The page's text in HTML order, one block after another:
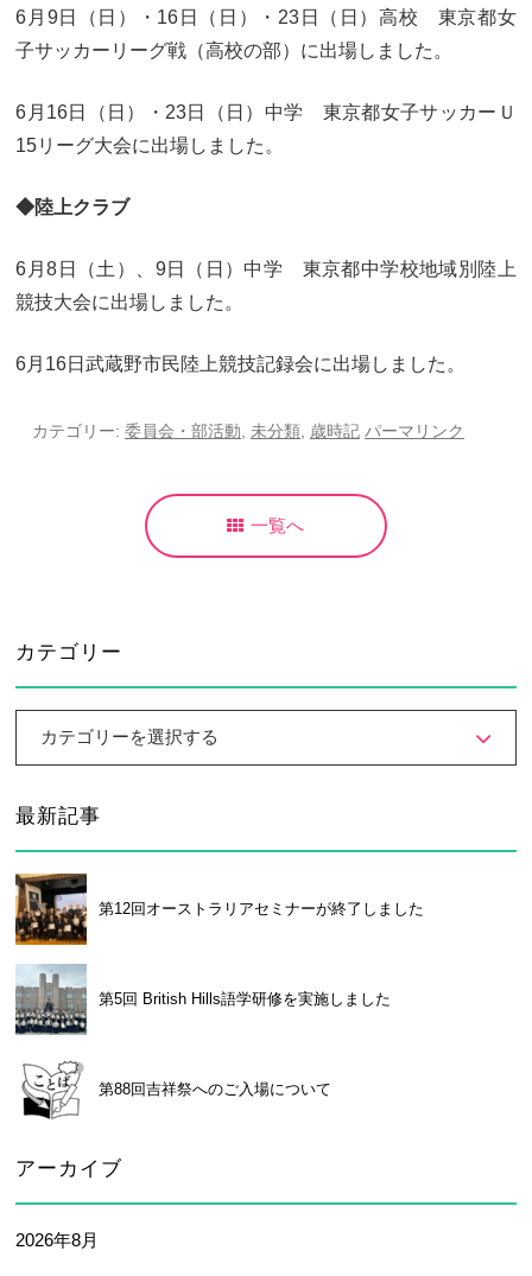
6月9日（日）・16日（日）・23日（日）高校 東京都女
子サッカーリーグ戦（高校の部）に出場しました。
6月16日（日）・23日（日）中学 東京都女子サッカーＵ
15リーグ大会に出場しました。
◆陸上クラブ
6月8日（土）、9日（日）中学 東京都中学校地域別陸上
競技大会に出場しました。
6月16日武蔵野市民陸上競技記録会に出場しました。
カテゴリー:委員会・部活動,未分類, 歳時記 パーマリンク
一覧へ
カテゴリー
カテゴリーを選択する
最新記事
第12回オーストラリアセミナーが終了しました
第5回 British Hills語学研修を実施しました
第88回吉祥祭へのご入場について
アーカイブ
2026年8月